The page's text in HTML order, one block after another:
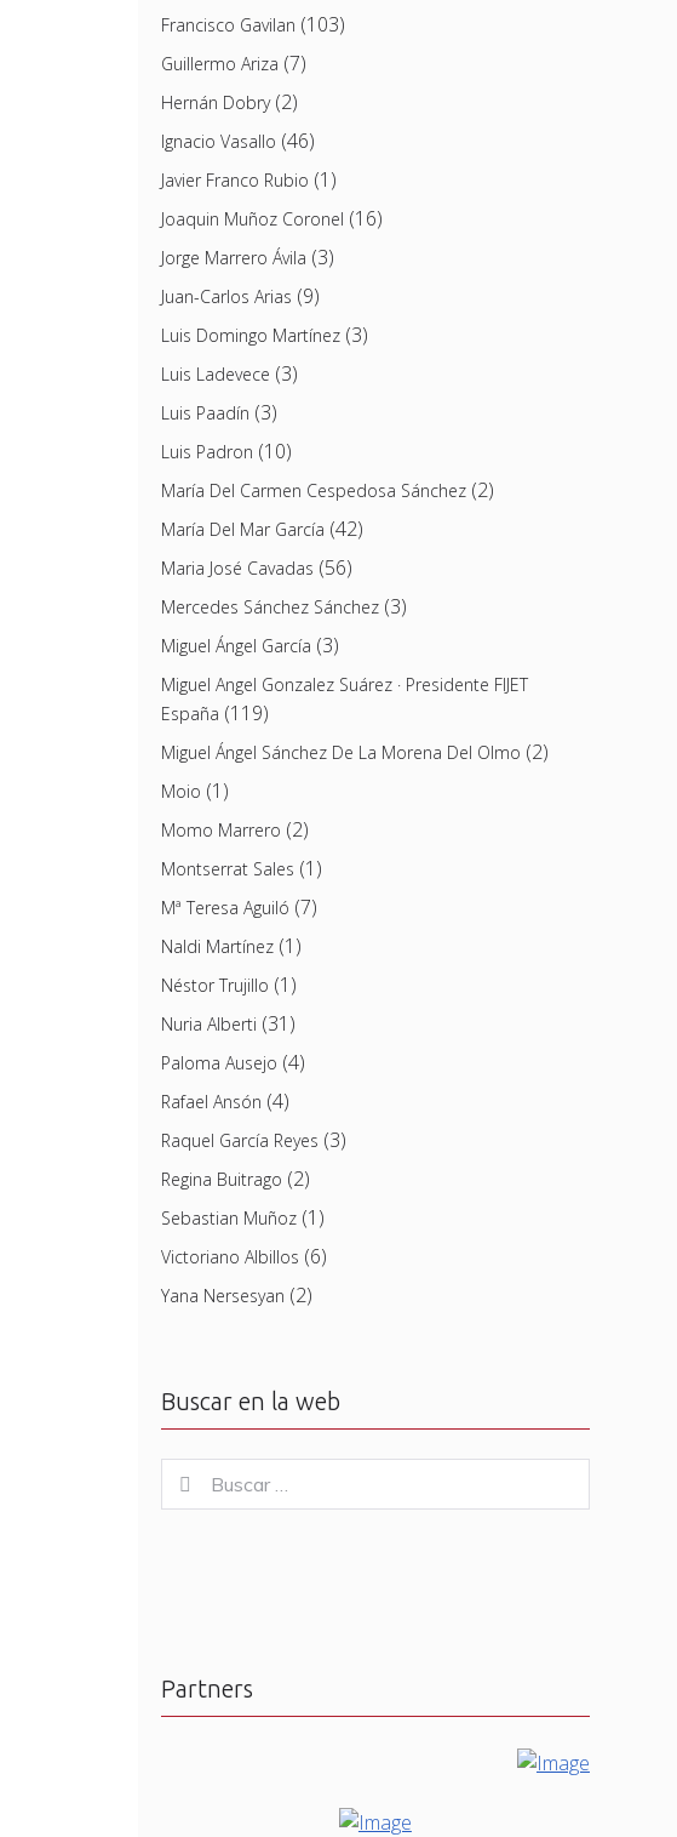
Francisco Gavilan (103)
Guillermo Ariza (7)
Hernán Dobry(2)
Ignacio Vasallo (46)
Javier Franco Rubio (1)
Joaquin Muñoz Coronel (16)
Jorge Marrero Ávila (3)
Juan-Carlos Arias (9)
Luis Domingo Martínez(3)
Luis Ladevece (3)
Luis Paadín (3)
Luis Padron (10)
María Del Carmen Cespedosa Sánchez(2)
María Del Mar García (42)
Maria José Cavadas (56)
Mercedes Sánchez Sánchez(3)
Miguel Ángel García (3)
Miguel Angel Gonzalez Suárez · Presidente FIJET
España (119)
Miguel Ángel Sánchez De La Morena Del Olmo (2)
Moio (1)
Momo Marrero (2)
Montserrat Sales (1)
Mª Teresa Aguiló (7)
Naldi Martínez(1)
Néstor Trujillo (1)
Nuria Alberti (31)
Paloma Ausejo (4)
Rafael Ansón (4)
Raquel García Reyes (3)
Regina Buitrago (2)
Sebastian Muñoz(1)
Victoriano Albillos (6)
Yana Nersesyan (2)
Buscar en la web
for:
Buscar
Partners